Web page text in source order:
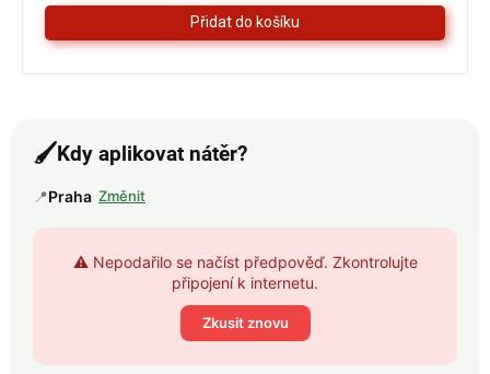
hvězdiček.
🖌️Kdy aplikovat nátěr?
📍Praha Změnit
⚠️ Nepodařilo se načíst předpověď. Zkontrolujte
připojení k internetu.
Zkusit znovu